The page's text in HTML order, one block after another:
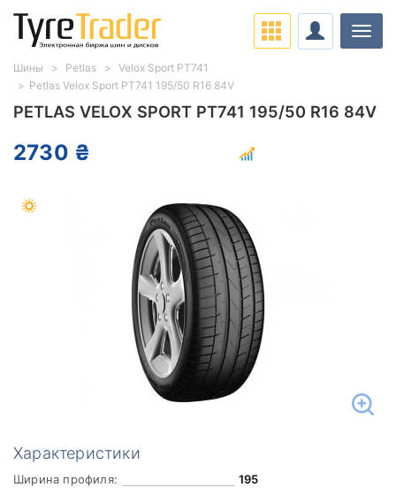
PETLAS VELOX SPORT PT741 195/50 R16 84V
2730 ₴
Характеристики
Ширина профиля:
195
Шины Petlas
Velox Sport PT741
Petlas Velox Sport PT741 195/50 R16 84V